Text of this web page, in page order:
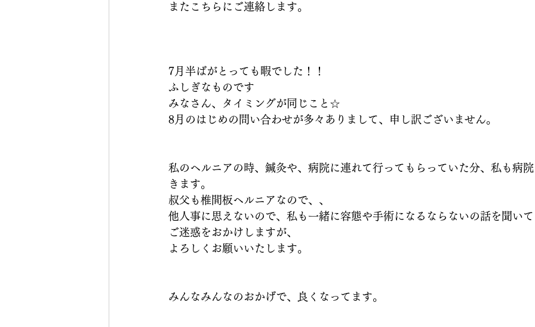
またこちらにご連絡します。
7月半ばがとっても暇でした！！
ふしぎなものです
みなさん、タイミングが同じこと☆
8月のはじめの問い合わせが多々ありまして、申し訳ございません。
私のヘルニアの時、鍼灸や、病院に連れて行ってもらっていた分、私も病
きます。
叔父も椎間板ヘルニアなので、、
他人事に思えないので、私も一緒に容態や手術になるならないの話を聞い
ご迷惑をおかけしますが、
よろしくお願いいたします。
みんなみんなのおかげで、良くなってます。